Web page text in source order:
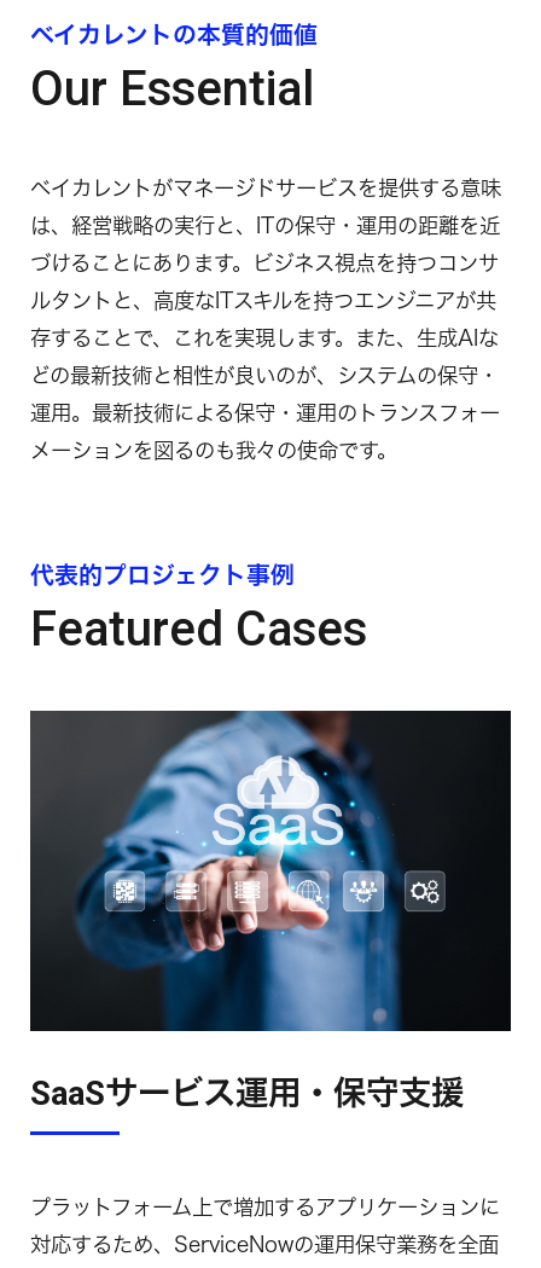
ベイカレントの本質的価値
Our Essential
ベイカレントがマネージドサービスを提供する意味
は、経営戦略の実行と、ITの保守・運用の距離を近
づけることにあります。ビジネス視点を持つコンサ
ルタントと、高度なITスキルを持つエンジニアが共
存することで、これを実現します。また、生成AIな
どの最新技術と相性が良いのが、システムの保守・
運用。最新技術による保守・運用のトランスフォー
メーションを図るのも我々の使命です。
代表的プロジェクト事例
Featured Cases
SaaSサービス運用・保守支援
プラットフォーム上で増加するアプリケーションに
対応するため、ServiceNowの運用保守業務を全面